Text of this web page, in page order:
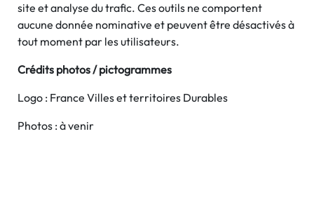
site et analyse du trafic. Ces outils ne comportent
aucune donnée nominative et peuvent être désactivés à
tout moment par les utilisateurs.
Crédits photos / pictogrammes
Logo : France Villes et territoires Durables
Photos : à venir